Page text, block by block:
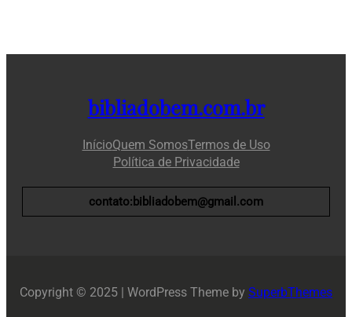
bibliadobem.com.br
InícioQuem SomosTermos de Uso
Política de Privacidade
contato:bibliadobem@gmail.com
Copyright © 2025 | WordPress Theme by SuperbThemes